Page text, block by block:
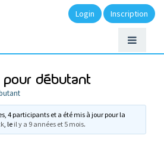
Login Inscription
débutant
4 participants et a été mis à jour pour la
, le il y a 9 années et 5 mois.